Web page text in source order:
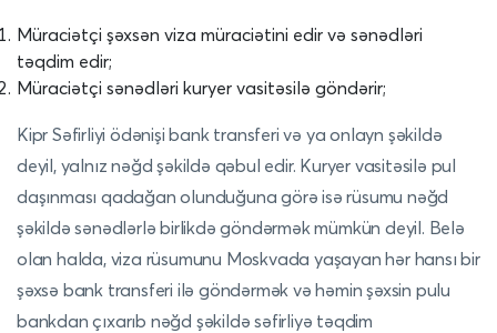
Müraciətçi şəxsən viza müraciətini edir və sənədləri
təqdim edir;
Müraciətçi sənədləri kuryer vasitəsilə göndərir;
Kipr Səfirliyi ödənişi bank transferi və ya onlayn şəkildə
deyil, yalnız nəğd şəkildə qəbul edir. Kuryer vasitəsilə pul
daşınması qadağan olunduğuna görə isə rüsumu nəğd
şəkildə sənədlərlə birlikdə göndərmək mümkün deyil. Belə
olan halda, viza rüsumunu Moskvada yaşayan hər hansı bir
şəxsə bank transferi ilə göndərmək və həmin şəxsin pulu
bankdan çıxarıb nəğd şəkildə səfirliyə təqdim